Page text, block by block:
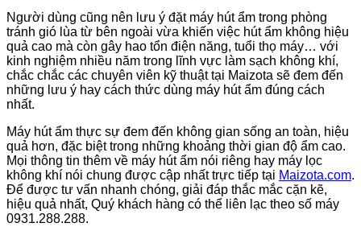
Người dùng cũng nên lưu ý đặt máy hút ẩm trong phòng
tránh gió lùa từ bên ngoài vừa khiến việc hút ẩm không hiệu
quả cao mà còn gây hao tổn điện năng, tuổi thọ máy… với
kinh nghiệm nhiều năm trong lĩnh vực làm sạch không khí,
chắc chắc các chuyên viên kỹ thuật tại Maizota sẽ đem đến
những lưu ý hay cách thức dùng máy hút ẩm đúng cách
nhất.
Máy hút ẩm thực sự đem đến không gian sống an toàn, hiệu
quả hơn, đặc biệt trong những khoảng thời gian độ ẩm cao.
Mọi thông tin thêm về máy hút ẩm nói riêng hay máy lọc
không khí nói chung được cập nhất trực tiếp tại Maizota.com.
Để được tư vấn nhanh chóng, giải đáp thắc mắc cặn kẽ,
hiệu quả nhất, Quý khách hàng có thể liên lạc theo số máy
0931.288.288.